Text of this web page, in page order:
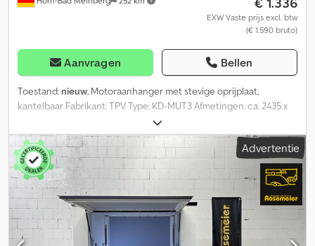
EXW Vaste prijs excl. btw
(€ 1.590 bruto)
Aanvragen Bellen
Toestand: nieuw, Motoraanhanger met stevige oprijplaat,
kantelbaar Fabrikant: TPV Type: KD-MUT3 Afmetingen: ca. 2435 x
1235 x 95 mm (L x B x H) Totale lengte: ca. 3560 x 1660 x 1300 mm (L
x B x H) Toelaatbaar totaalgewicht: 750 kg Leeggewicht: ca. 224 kg
Laadvermogen: ca. 526 kg (laadvermogen kan variëren afhankelijk
van uitrusting en constructie) Volbad verzinkte geschroefde en
neerklapbare V-dissel Bodem van geperforeerde stalen profielen
1 motorsteunbeugel 4 sjorogen per zijde (links en rechts) Cjdpfey
I Tgaox Aqwerf Oprijplaat van aluminium tranenplaat, lengte 750
mm, draagvermogen 450 kg Neuswiel 13-polige stekker Inclusief
kentekenpapieren Mogelijke opties en accessoires voor deze
Advertentie